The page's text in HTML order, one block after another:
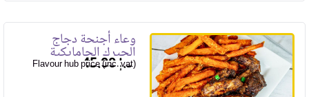
وعاء أجنحة دجاج
الجيرك الجامايكية
45.00
Flavour hub price (inc. vat)